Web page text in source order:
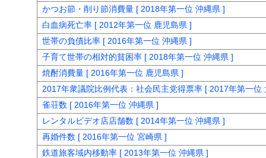
かつお節・削り節消費量 [ 2018年第一位 沖縄県 ]
白血病死亡率 [ 2012年第一位 鹿児島県 ]
世帯の負債比率 [ 2016年第一位 沖縄県 ]
子育て世帯の相対的貧困率 [ 2018年第一位 沖縄県 ]
焼酎消費量 [ 2016年第一位 鹿児島県 ]
2017年衆議院比例代表：社会民主党得票率 [ 2017年第一位
雀荘数 [ 2016年第一位 沖縄県 ]
レンタルビデオ店店舗数 [ 2014年第一位 沖縄県 ]
再婚件数 [ 2016年第一位 宮崎県 ]
鉄道旅客域内移動率 [ 2013年第一位 沖縄県 ]